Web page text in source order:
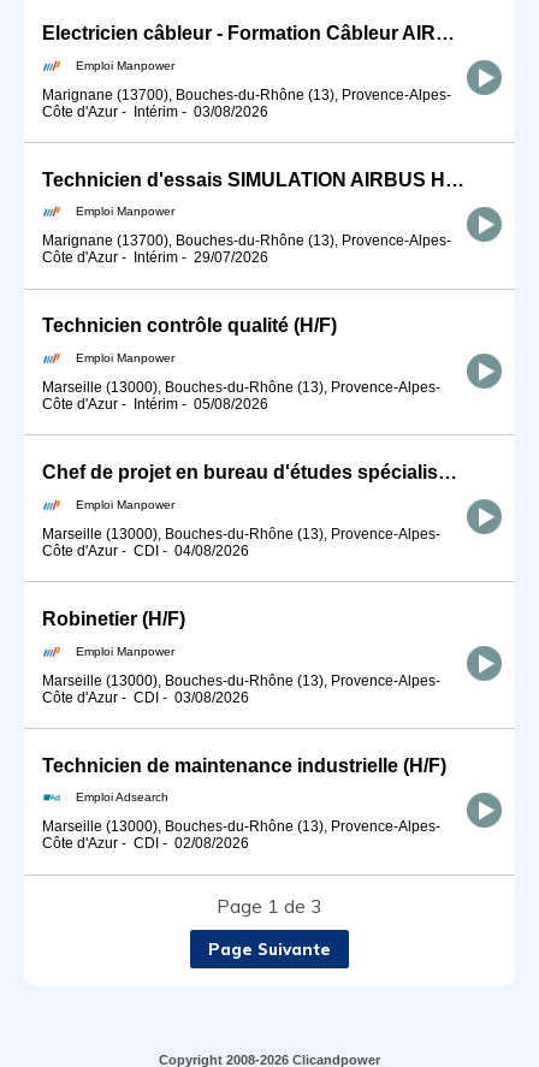
Electricien câbleur - Formation Câbleur AIRBUS (H/F)
Emploi Manpower
Marignane (13700), Bouches-du-Rhône (13), Provence-Alpes-
Côte d'Azur - Intérim - 03/08/2026
Technicien d'essais SIMULATION AIRBUS HELICOPTERS (H/F)
Emploi Manpower
Marignane (13700), Bouches-du-Rhône (13), Provence-Alpes-
Côte d'Azur - Intérim - 29/07/2026
Technicien contrôle qualité (H/F)
Emploi Manpower
Marseille (13000), Bouches-du-Rhône (13), Provence-Alpes-
Côte d'Azur - Intérim - 05/08/2026
Chef de projet en bureau d'études spécialisé en machines spéciales (H/F)
Emploi Manpower
Marseille (13000), Bouches-du-Rhône (13), Provence-Alpes-
Côte d'Azur - CDI - 04/08/2026
Robinetier (H/F)
Emploi Manpower
Marseille (13000), Bouches-du-Rhône (13), Provence-Alpes-
Côte d'Azur - CDI - 03/08/2026
Technicien de maintenance industrielle (H/F)
Emploi Adsearch
Marseille (13000), Bouches-du-Rhône (13), Provence-Alpes-
Côte d'Azur - CDI - 02/08/2026
Page 1 de 3
Page Suivante
Copyright 2008-2026 Clicandpower